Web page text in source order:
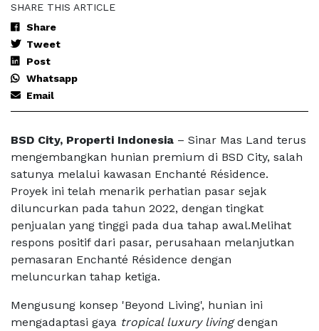
SHARE THIS ARTICLE
Share
Tweet
Post
Whatsapp
Email
BSD City, Properti Indonesia – Sinar Mas Land terus
mengembangkan hunian premium di BSD City, salah
satunya melalui kawasan Enchanté Résidence.
Proyek ini telah menarik perhatian pasar sejak
diluncurkan pada tahun 2022, dengan tingkat
penjualan yang tinggi pada dua tahap awal.Melihat
respons positif dari pasar, perusahaan melanjutkan
pemasaran Enchanté Résidence dengan
meluncurkan tahap ketiga.
Mengusung konsep 'Beyond Living', hunian ini
mengadaptasi gaya tropical luxury livingdengan